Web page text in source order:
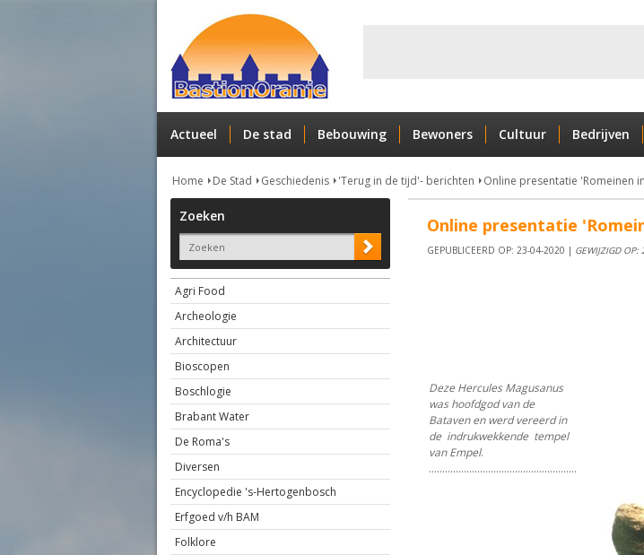
Actueel De stad Bebouwing Bewoners Cultuur Bedrijven
Home De Stad Geschiedenis 'Terug in de tijd'- berichten Online presentatie 'Romeinen
Zoeken
Agri Food
Archeologie
Architectuur
Bioscopen
Boschlogie
Brabant Water
De Roma's
Diversen
Encyclopedie 's-Hertogenbosch
Erfgoed v/h BAM
Folklore
Online presentatie
GEPUBLICEERD OP: 23-04-2020 | GEWIJZIGD
Deze Hercules Magusanus
was hoofdgod van de
Bataven en werd vereerd in
de indrukwekkende tempel
van Empel.
.......................................................